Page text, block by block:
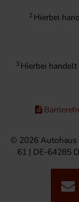
2 Hierbei
3 Hierbei
© 2026 Autohaus
61 | DE-64285